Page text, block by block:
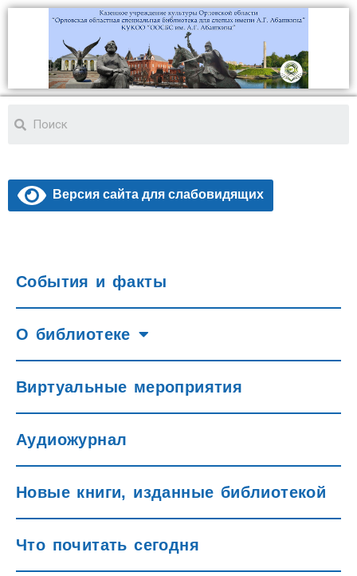
Версия сайта для слабовидящих
События и факты
О библиотеке
Виртуальные мероприятия
Аудиожурнал
Новые книги, изданные библиотекой
Что почитать сегодня